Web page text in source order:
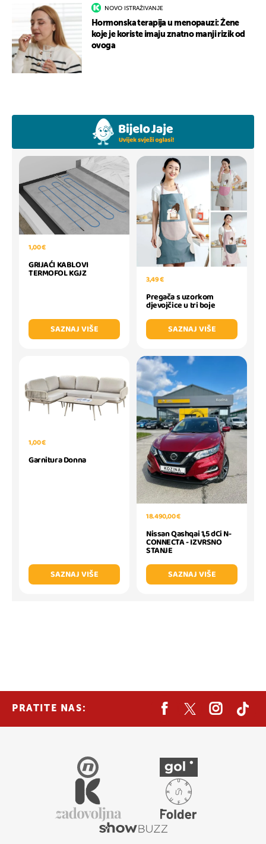
NOVO ISTRAŽIVANJE
Hormonska terapija u menopauzi: Žene
koje je koriste imaju znatno manji rizik od
ovoga
1,00 €
GRIJAĆI KABLOVI
TERMOFOL KGJZ
SAZNAJ VIŠE
3,49 €
Pregača s uzorkom
djevojčice u tri boje
SAZNAJ VIŠE
1,00 €
Garnitura Donna
SAZNAJ VIŠE
18.490,00 €
Nissan Qashqai 1,5 dCi N-
CONNECTA - IZVRSNO
STANJE
SAZNAJ VIŠE
PRATITE NAS: